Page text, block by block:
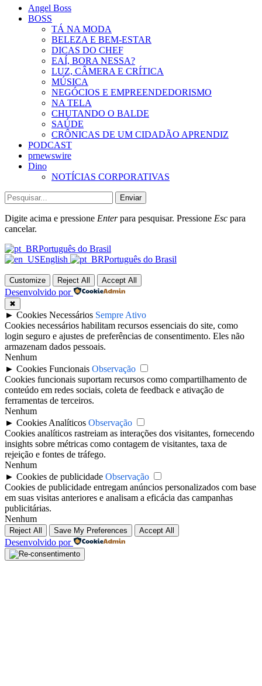
Angel Boss
BOSS
TÁ NA MODA
BELEZA E BEM-ESTAR
DICAS DO CHEF
EAÍ, BORA NESSA?
LUZ, CÂMERA E CRÍTICA
MÚSICA
NEGÓCIOS E EMPREENDEDORISMO
NA TELA
CHUTANDO O BALDE
SAÚDE
CRÔNICAS DE UM CIDADÃO APRENDIZ
PODCAST
prnewswire
Dino
NOTÍCIAS CORPORATIVAS
Enviar
Digite acima e pressione Enterpara pesquisar. Pressione Esc para
cancelar.
Português do Brasil
English
Português do Brasil
Customize Reject All Accept All
Desenvolvido por
✖
► Cookies Necessários Sempre Ativo
Cookies necessários habilitam recursos essenciais do site, como
login seguro e ajustes de preferências de consentimento. Eles não
armazenam dados pessoais.
Nenhum
► Cookies Funcionais Observação
Cookies funcionais suportam recursos como compartilhamento de
conteúdo em redes sociais, coleta de feedback e ativação de
ferramentas de terceiros.
Nenhum
► Cookies Analíticos Observação
Cookies analíticos rastreiam as interações dos visitantes, fornecendo
insights sobre métricas como contagem de visitantes, taxa de
rejeição e fontes de tráfego.
Nenhum
► Cookies de publicidade Observação
Cookies de publicidade entregam anúncios personalizados com base
em suas visitas anteriores e analisam a eficácia das campanhas
publicitárias.
Nenhum
Reject All Save My Preferences Accept All
Desenvolvido por